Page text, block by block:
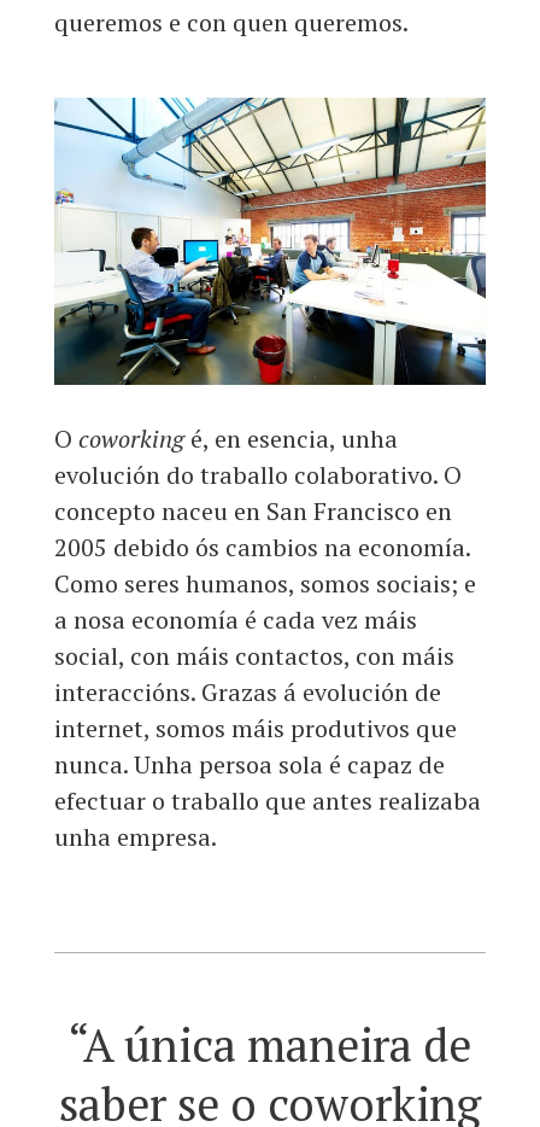
queremos e con quen queremos.
O coworkingé, en esencia, unha
evolución do traballo colaborativo. O
concepto naceu en San Francisco en
2005 debido ós cambios na economía.
Como seres humanos, somos sociais; e
a nosa economía é cada vez máis
social, con máis contactos, con máis
interaccións. Grazas á evolución de
internet, somos máis produtivos que
nunca. Unha persoa sola é capaz de
efectuar o traballo que antes realizaba
unha empresa.
“A única maneira de
saber se o coworking